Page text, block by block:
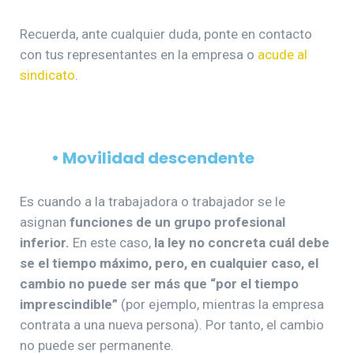
Recuerda, ante cualquier duda, ponte en contacto
con tus representantes en la empresa o acude al
sindicato
• Movilidad descendente
Es cuando a la trabajadora o trabajador se le
asignan funciones de un grupo profesional
inferior. En este caso, la ley no concreta cuál debe
se el tiempo máximo, pero, en cualquier caso, el
cambio no puede ser más que “por el tiempo
imprescindible” (por ejemplo, mientras la empresa
contrata a una nueva persona). Por tanto, el cambio
no puede ser permanente.